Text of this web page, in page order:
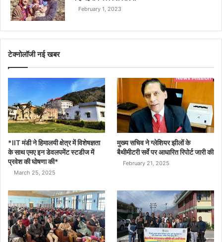
February 1, 2023
टेक्नोलॉजी नई खबर
*IIT मंडी ने हिमालयी क्षेत्र में विशेषज्ञता
के साथ एमए इन डेवलपमेंट स्टडीज में
प्रवेश की घोषणा की*
March 25, 2025
मुख्य सचिव ने ग्लेशियर झीलों के
बैथीमीटरी सर्वे पर आधारित रिपोर्ट जारी की
February 21, 2025